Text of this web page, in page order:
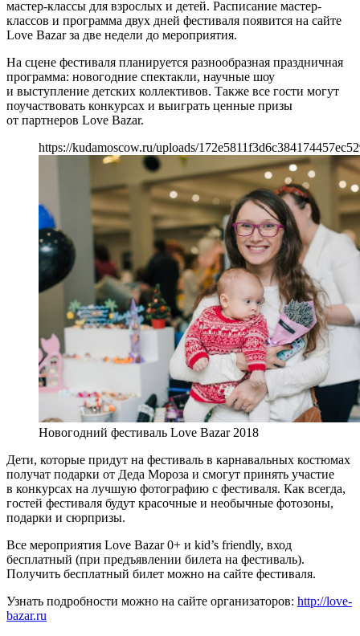
мастер-классы для взрослых и детей. Расписание мастер-
классов и программа двух дней фестиваля появится на сайте
Love Bazar за две недели до мероприятия.
На сцене фестиваля планируется разнообразная праздничная
программа: новогодние спектакли, научные шоу
и выступление детских коллективов. Также все гости могут
поучаствовать конкурсах и выиграть ценные призы
от партнеров Love Bazar.
https://kudamoscow.ru/uploads/
Новогодний фестиваль Love Bazar 2018
Дети, которые придут на фестиваль в карнавальных костюмах
получат подарки от Деда Мороза и смогут принять участие
в конкурсах на лучшую фотографию с фестиваля. Как всегда,
гостей фестиваля будут красочные и необычные фотозоны,
подарки и сюрпризы.
Все мероприятия Love Bazar 0+ и kid’s friendly, вход
бесплатный (при предъявлении билета на фестиваль).
Получить бесплатный билет можно на сайте фестиваля.
Узнать подробности можно на сайте организаторов: http://love-
bazar.ru